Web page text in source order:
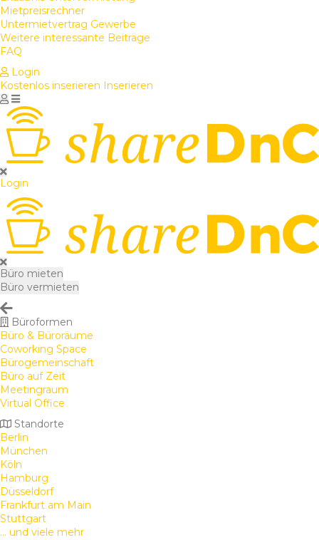
Mietpreisrechner
Untermietvertrag Gewerbe
Weitere interessante Beiträge
FAQ
Login
Kostenlos inserieren Inserieren
Login
Büro mieten
Büro vermieten
Büroformen
Büro & Büroräume
Coworking Space
Bürogemeinschaft
Büro auf Zeit
Meetingraum
Virtual Office
Standorte
Berlin
München
Köln
Hamburg
Düsseldorf
Frankfurt am Main
Stuttgart
... und viele mehr